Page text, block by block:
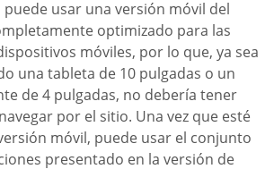
usar una versión móvil del
optimizado para las
móviles, por lo que, ya sea
una tableta de 10 pulgadas o un
de 4 pulgadas, no debería tener
por el sitio. Una vez que esté
móvil, puede usar el conjunto
presentado en la versión de